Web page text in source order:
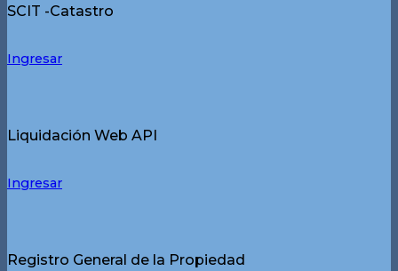
SCIT -Catastro
Ingresar
Liquidación Web API
Ingresar
Registro General de la Propiedad